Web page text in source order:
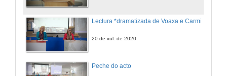
Lectura *dramatizada de Voaxa e Carmín
20 de xul. de 2020
Peche do acto